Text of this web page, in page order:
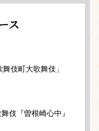
ス
伎町大歌舞伎」
伎『曽根崎心中』